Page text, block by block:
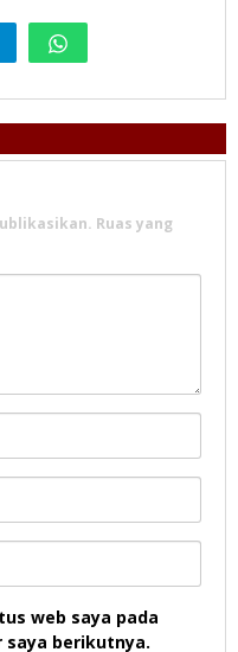
Ruas yang
web saya pada
berikutnya.